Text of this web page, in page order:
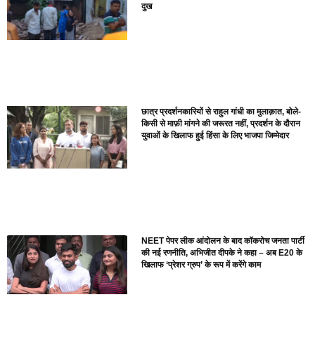
दुख
छात्र प्रदर्शनकारियों से राहुल गांधी का मुलाक़ात, बोले-
किसी से माफ़ी मांगने की जरूरत नहीं, प्रदर्शन के दौरान
युवाओं के खिलाफ हुई हिंसा के लिए भाजपा जिम्मेदार
NEET पेपर लीक आंदोलन के बाद कॉकरोच जनता पार्टी
की नई रणनीति, अभिजीत दीपके ने कहा – अब E20 के
खिलाफ ‘प्रेशर ग्रुप’ के रूप में करेंगे काम